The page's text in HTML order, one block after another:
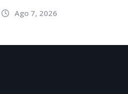
Ago 7, 2026